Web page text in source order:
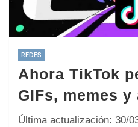
REDES
Ahora TikTok
GIFs, memes y
Última actualización: 30/